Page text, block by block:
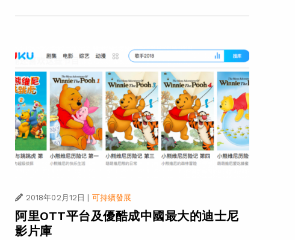
2018年02月12日 可持續發展
阿里OTT平台及優酷成中國最大的迪士尼
影片庫